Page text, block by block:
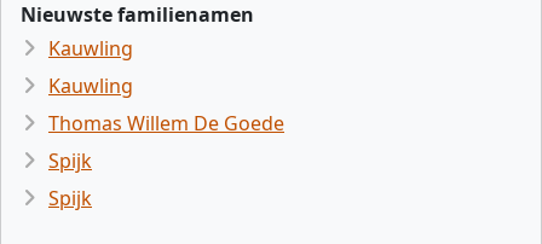
Nieuwste familienamen
Kauwling
Kauwling
Thomas Willem De Goede
Spijk
Spijk